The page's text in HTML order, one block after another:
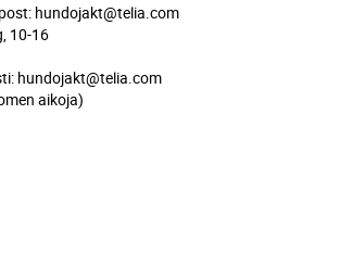
hundojakt@telia.com
10-16
hundojakt@telia.com
aikoja)